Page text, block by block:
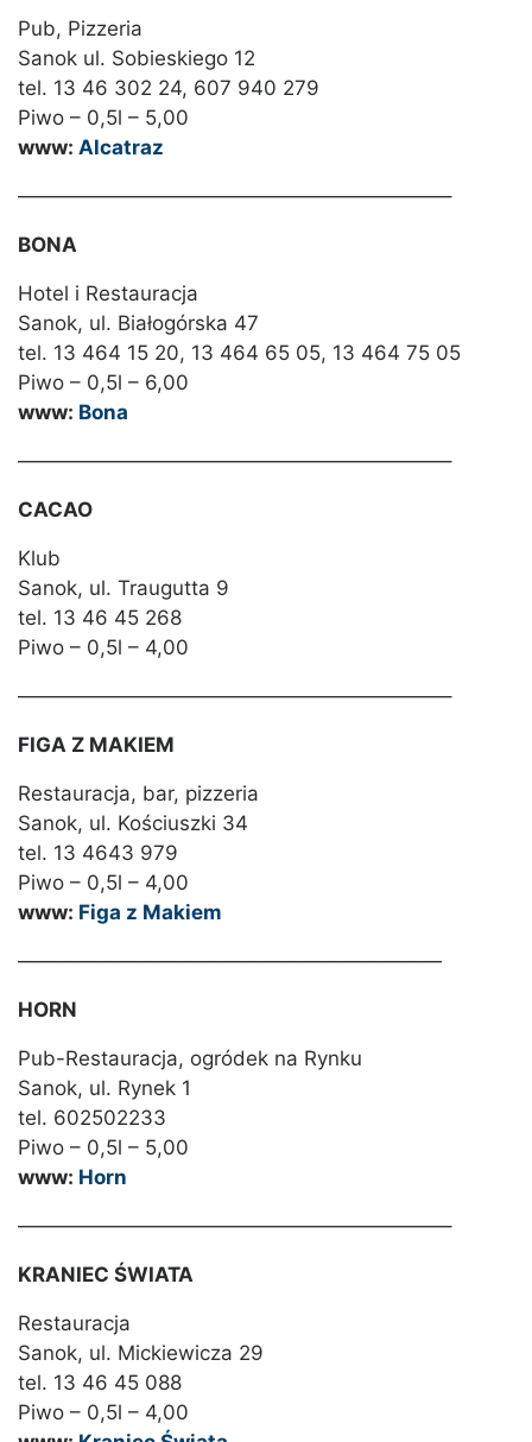
Pub, Pizzeria
Sanok ul. Sobieskiego 12
tel. 13 46 302 24, 607 940 279
Piwo – 0,5l – 5,00
www: Alcatraz
—————————————————————–
BONA
Hotel i Restauracja
Sanok, ul. Białogórska 47
tel. 13 464 15 20, 13 464 65 05, 13 464 75 05
Piwo – 0,5l – 6,00
www: Bona
—————————————————————–
CACAO
Klub
Sanok, ul. Traugutta 9
tel. 13 46 45 268
Piwo – 0,5l – 4,00
—————————————————————–
FIGA Z MAKIEM
Restauracja, bar, pizzeria
Sanok, ul. Kościuszki 34
tel. 13 4643 979
Piwo – 0,5l – 4,00
www: Figa z Makiem
—————————————————————
HORN
Pub-Restauracja, ogródek na Rynku
Sanok, ul. Rynek 1
tel. 602502233
Piwo – 0,5l – 5,00
www: Horn
—————————————————————–
KRANIEC ŚWIATA
Restauracja
Sanok, ul. Mickiewicza 29
tel. 13 46 45 088
Piwo – 0,5l – 4,00